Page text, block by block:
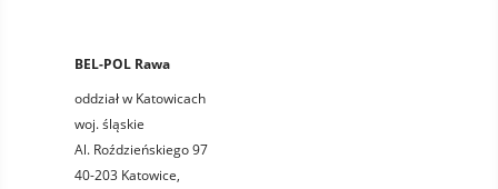
BEL-POL Rawa
oddział w Katowicach
woj. śląskie
Al. Roździeńskiego 97
40-203 Katowice,